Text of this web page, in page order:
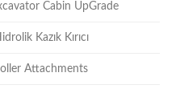
Cabin UpGrade
Kazık Kırıcı
Attachments